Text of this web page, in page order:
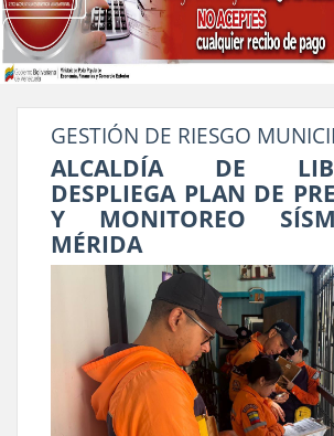
GESTIÓN DE RIESGO
ALCALDÍA DE
DESPLIEGA PLAN DE
Y MONITOREO
MÉRIDA